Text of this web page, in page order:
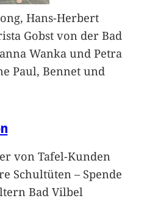
Hans-Herbert
Gobst von der Bad
Wanka und Petra
Paul, Bennet und
von Tafel-Kunden
Schultüten – Spende
Bad Vilbel